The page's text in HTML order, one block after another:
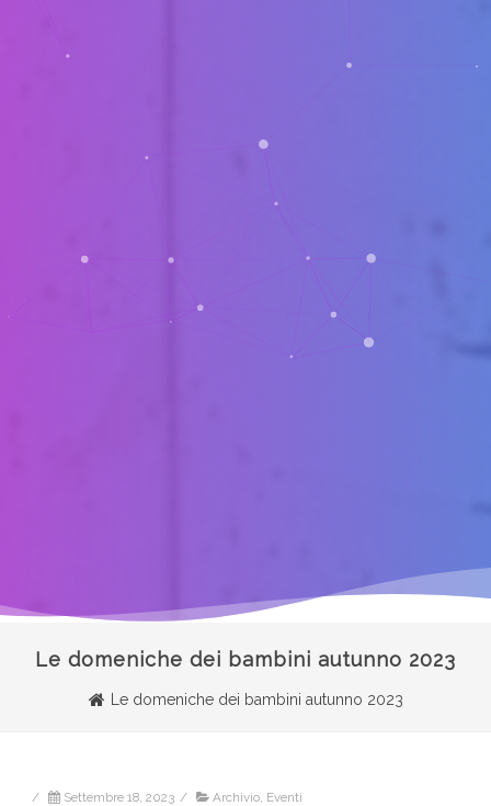
Le domeniche dei bambini autunno 2023
Le domeniche dei bambini autunno 2023
/ Settembre 18, 2023 / Archivio Eventi